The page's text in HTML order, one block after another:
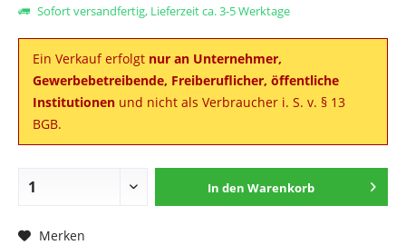
Sofort versandfertig, Lieferzeit ca. 3-5 Werktage
Ein Verkauf erfolgt nur an Unternehmer,
Gewerbebetreibende, Freiberuflicher, öffentliche
Institutionen und nicht als Verbraucher i. S. v. § 13
BGB.
In den Warenkorb
Merken